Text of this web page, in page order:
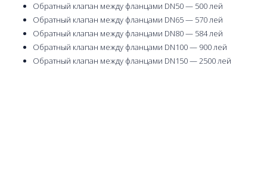
Обратный клапан между фланцами DN50 — 500 лей
Обратный клапан между фланцами DN65 — 570 лей
Обратный клапан между фланцами DN80 — 584 лей
Обратный клапан между фланцами DN100 — 900 лей
Обратный клапан между фланцами DN150 — 2500 лей